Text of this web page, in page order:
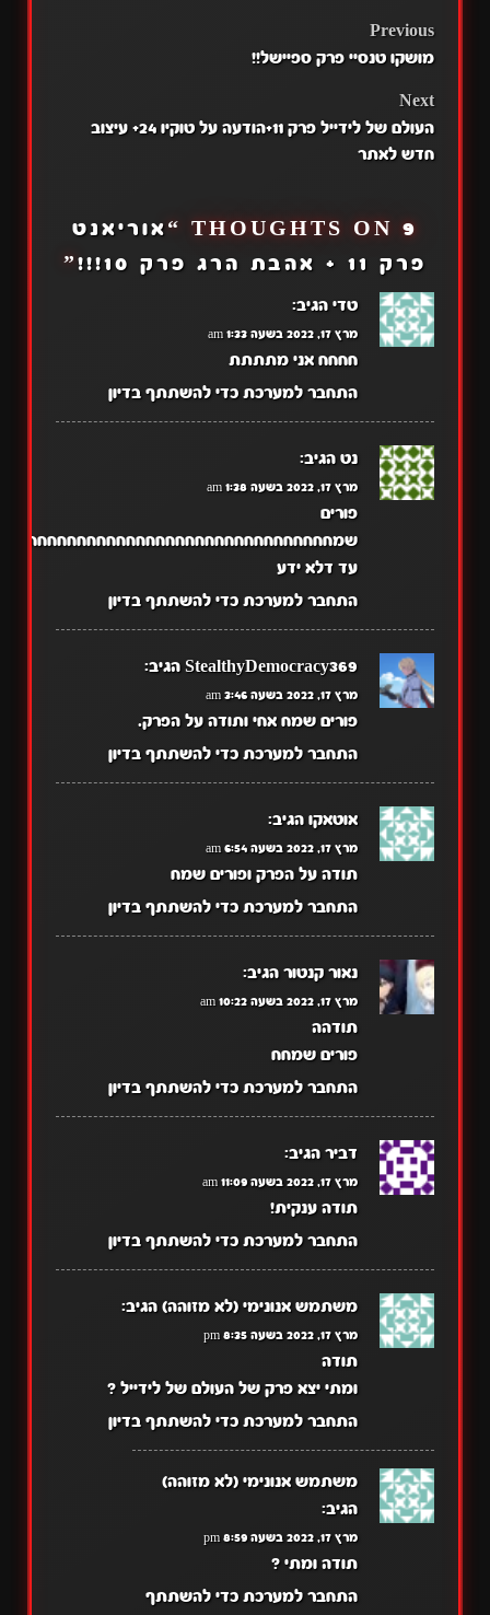
POST
Previous
מושקו טנסיי פרק ספיישל!!
Next
העולם של לידייל פרק 11+הודעה על טוקיו 24+ עיצוב
חדש לאתר
9 THOUGHTS ON “
אוריאנט
פרק 11 + אהבת הרג פרק 10!!!
”
טדי הגיב:
מרץ 17, 2022 בשעה 1:33 am
חחחח אני מתתתת
התחבר למערכת כדי להשתתף בדיון
נט הגיב:
מרץ 17, 2022 בשעה 1:38 am
פורים
עד דלא ידע
התחבר למערכת כדי להשתתף בדיון
StealthyDemocracy369 הגיב:
מרץ 17, 2022 בשעה 3:46 am
פורים שמח אחי ותודה על הפרק.
התחבר למערכת כדי להשתתף בדיון
אוטאקו הגיב:
מרץ 17, 2022 בשעה 6:54 am
תודה על הפרק ופורים שמח
התחבר למערכת כדי להשתתף בדיון
נאור קנטור הגיב:
מרץ 17, 2022 בשעה 10:22 am
תודהה
פורים שמחח
התחבר למערכת כדי להשתתף בדיון
דביר הגיב:
מרץ 17, 2022 בשעה 11:09 am
תודה ענקית!
התחבר למערכת כדי להשתתף בדיון
משתמש אנונימי (לא מזוהה) הגיב:
מרץ 17, 2022 בשעה 8:35 pm
תודה
ומתי יצא פרק של העולם של לידייל ?
התחבר למערכת כדי להשתתף בדיון
משתמש אנונימי (לא מזוהה)
הגיב:
מרץ 17, 2022 בשעה 8:59 pm
תודה ומתי ?
התחבר למערכת כדי להשתתף